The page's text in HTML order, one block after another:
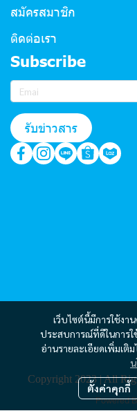
เว็บไซต์นี้มีการใช้ง
ประสบการณ์ที่ดีในการใ
อ่านรายละเอียดเพิ่มเติ
ตั้งค่าคุกกี้
สมัครสมาชิก
ติดต่อเรา
Subscribe
รับข่าวสาร
Copyright 2023 | All
Powered